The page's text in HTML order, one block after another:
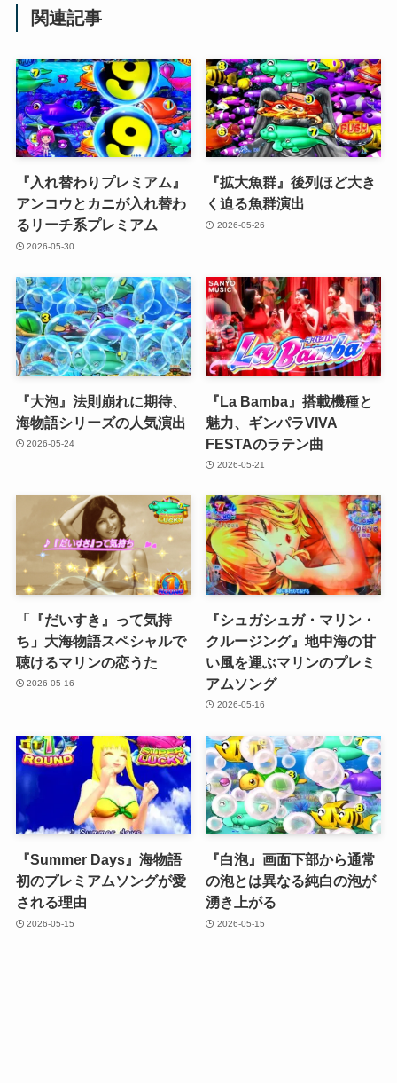
関連記事
『入れ替わりプレミアム』
アンコウとカニが入れ替わ
るリーチ系プレミアム
2026-05-30
『拡大魚群』後列ほど大き
く迫る魚群演出
2026-05-26
『大泡』法則崩れに期待、
海物語シリーズの人気演出
2026-05-24
『La Bamba』搭載機種と
魅力、ギンパラVIVA
FESTAのラテン曲
2026-05-21
「『だいすき』って気持
ち」大海物語スペシャルで
聴けるマリンの恋うた
2026-05-16
『シュガシュガ・マリン・
クルージング』地中海の甘
い風を運ぶマリンのプレミ
アムソング
2026-05-16
『Summer Days』海物語
初のプレミアムソングが愛
される理由
2026-05-15
『白泡』画面下部から通常
の泡とは異なる純白の泡が
湧き上がる
2026-05-15